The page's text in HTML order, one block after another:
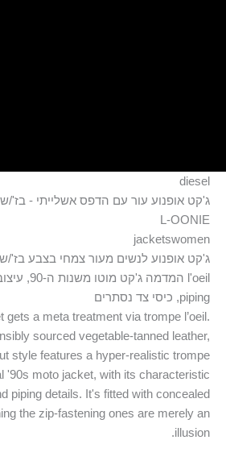
diesel
ג'קט אופנוע עור עם הדפס אשלייתי - בז'/
L-OONIE
jacketswomen
piping, כיסי צד נסתרים
gets a meta treatment via trompe l’oeil.
sourced vegetable-tanned leather,
style features a hyper-realistic trompe
'90s moto jacket, with its characteristic
piping details. It's fitted with concealed
the zip-fastening ones are merely an
illusion.